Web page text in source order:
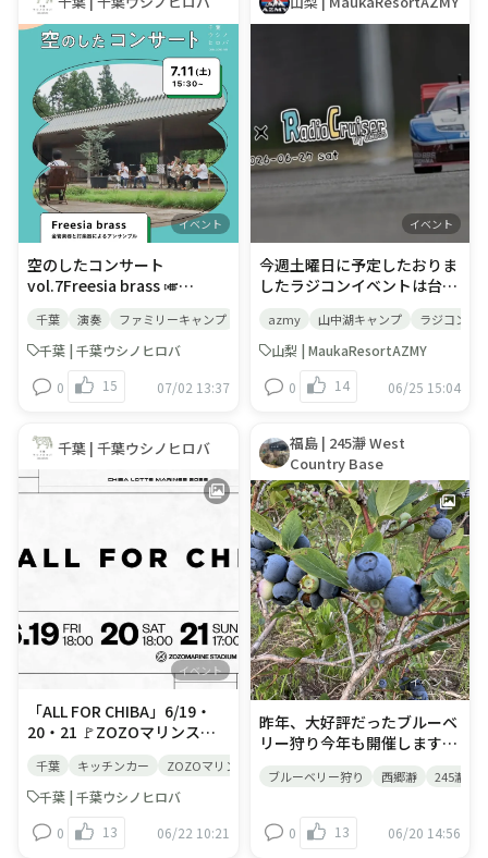
が自分たちのキャンプサイト
です。すぐに温かいシャワー
を浴びて着替えられる環境
は、キャンプ場内開催ならで
はの大きな安心材料です。夕
暮れ：川のせせらぎを聴きな
がら、思い出を語り合う夕食
タイム夜は焚き火を囲みなが
ら、「今日見つけたサワガ
ニ、面白かったね」と、手作
りの水鉄砲を眺めつつ会話を
交わすひととき。昼間の川で
の体験が、夜のキャンプ時間
をさらに豊かな時間にしてく
れます。 ​​ご予約方法：7/25宿
泊者専用・特別無料体験枠 7
月25日（土）に当キャンプ場
へご宿泊いただくお客様を対
象とした、特別な体験料無料
枠です。1家族3〜4名さまで
※安全な運営のため、各自レ
ジャー保険の加入（任意）を
お勧めいたします。 ご予約
は、以下の専用フォームより
す。 👉 【7/25宿泊者限定】
無料体験専用予約フォームは
約が定員（先着10家族）に達
した場合は予告なく予約受付
を早期に終了（フォームを閉
鎖）することがございます。
あらかじめご了承ください。
未就学児（小学生未満）のお
子さまのご参加については、
須】となります。ご希望の際
は、上記の専用フォームに入
らご予約時の確認メールに記
お立ち寄りください。 ・イベ
ントのみ参加の方は、第１駐
車場にお車をお停めくださ
い。 ■注意事項 ・食材は数
量限定のため、売り切れとな
る場合があります。・混雑状
況によっては、食材の提供ま
でお時間をいただく場合があ
ります。・アルコールを提供
するため、お車を運転される
方への酒類の提供はできませ
ん。・駐車場には限りがあり
ます。混雑時はスタッフの案
内に従ってご利用くださ
い。・イベントの様子を撮影
し、ホームページやSNS等の
合があります。・ゴミの分別
にご協力をお願いいたしま
す。・食材のお持ち込みはご
【開催日】①7月31日②8月7
日③8月10日 【時間】１５：
の見学内容 【受付場所】クア
プラザピリカフロント 【定
員】1回の開催につき30名ま
で 【参加費】300円（保険料
として） 【対象】小学生以上
（小学生は保護者同伴）もち
ろん大人も大歓迎！！ 【駐車
場】クアプラザピリカでの受
付時には、ホテル前の駐車場
をご利用下さい。受付後の集
合場所は美利河ダム管理支所
となります。美利河ダム管理
支所駐車場、または国道沿い
ください。 【服装】ダム内部
は濡れていたり滑りやすい箇
所があるため、サンダルや雪
きやすい服装や運動靴をおす
すめします。また、堤体内は
10℃前後で一定ですので、寒
がりの方はウィンドブレーカ
ーやパーカーの着用のほか、
手すりが結露のため濡れてい
る場合がありますので手袋、
軍手の着用をおすすめしま
す。 【雨天時】雨天決行。大
雨の際など、増水への対応時
は中止の可能性があります。
中止の連絡が入り次第、お客
様にお知らせいたします。
【保険について】主催者であ
るクアプラザピリカの定める
条件にてイベント1日保険に
ご加入いただきます。なお、
記載をお願いいたします。
体験を。もちろん、地元の方
も大歓迎の内容ですよ！ーー
ーーーーーーーーーーーーー
ーーーーーー～７月のおすす
め～◆７月１１日＆１２日＆
２５日はピリカ湖でサップ体
験！お申し込みはInstagram
で「八雲アウトドアベース」
と検索。波が少ない淡水の湖
はサップ入門に最適ですよ！
◆美利河ダム見学ツアー７月
３１日（金）は特別に日本一
の堤頂長『美利河ダム』内部
を見学！あのコンクリートの
中を歩けたりも。ダムの仕組
みや役割も学べて、夏休みの
込みは『なっぷ』またはクア
プラザピリカまで※詳細・お
申込み開始は後日発表◆カブ
となる屋内施設のカブトムシ
ハウス。羽化が順調に進め
ば、７月１８日（土）のオー
プンとなります。ヘラクレス
世界のカブトムシやクワガタ
も展示予定。※詳細は後日発
今月のシェフおすすめパスタ
は、完熟トマトのソースとご
ろっとほろっと香ばしいチキ
ンがたまらない、もちもち生
パスタ🍝◆宝探しゲームクア
プラザピリカを舞台に謎を解
いて宝を探し出せ！※詳細は
今金町内のスケートパーク
flowbowlskatepark様にご
ーフィン体験。ピリカをベー
で、普段なかなかできない体
験をしてみませんか？ 皆さま
イベント
空のしたコンサート
vol.7Freesia brass 🎺
内で活動するボランティア楽
団「Freesia brass」が演奏
つため、それぞれの楽器の音
ます。🎺空の下で流れる音楽
を聴きながら、のんびり楽し
んでくださいね🍀..日時 7月
11日（土）15:30〜場所 大屋
は、ウシノヒロバLINEアカウ
ントの友だちは#入場無料 で
金もいつでも無料に🚗LINE友
だち追加は公式インスタグラ
ムのプロフィールのリンクか
らどうぞ☝️🟢
千葉 演奏 ファミリーキャンプ
千葉 | 千葉ウシノヒロバ
0
15 07/02 13:37
イベント
今週土曜日に予定したおりま
したラジコンイベントは台風
月5日を予定しております よ
ろしくお願いいたします
azmy 山中湖キャンプ ラジコン
山梨 | MaukaResortAZMY
0
14 06/25 15:04
千葉 | 千葉ウシノヒロバ
イベント
​「ALL FOR CHIBA」6/19・
20・21 🚩​ZOZOマリンスタ
トに、千葉ウシノヒロバのミ
ルクバースタンドが出店しま
力がいっぱい詰まった3日
千葉 キッチンカー ZOZOマリンスタジアム
千葉 | 千葉ウシノヒロバ
0
13 06/22 10:21
福島 | 245瀞 West
Country Base
イベント
昨年、大好評だったブルーベ
リー狩り今年も開催します！
広大なブルーベリー畑 ３０分
のブルーベリー（甘い、大き
い、酸っぱい）色々ご賞味く
ブルーベリー狩り 西郷瀞 245瀞
0 13 06/20 14:56